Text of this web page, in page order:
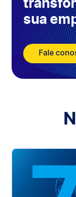
sua
Fale